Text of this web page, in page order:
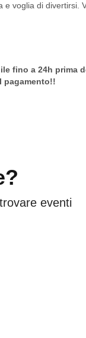
voglia di divertirsi.
fino a 24h prima
pagamento!!
eventi